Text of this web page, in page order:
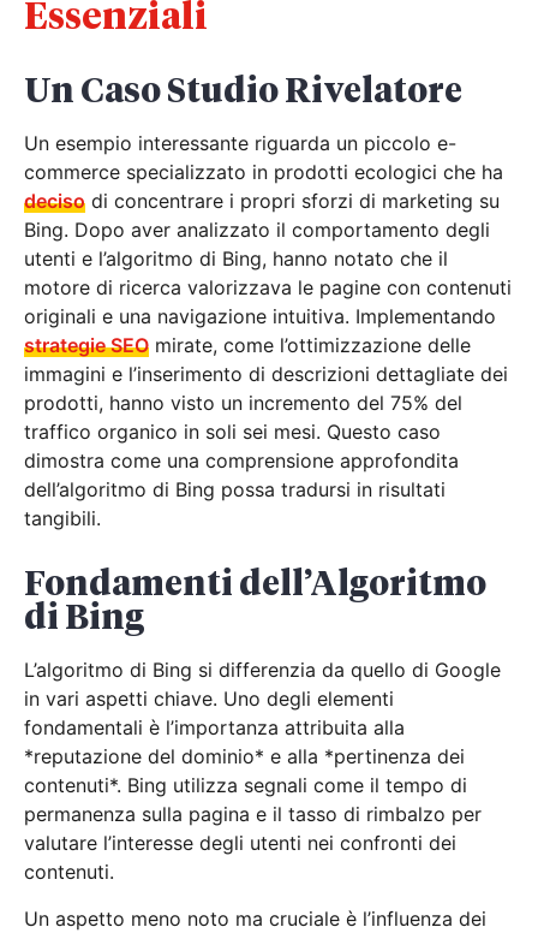
Essenziali
Un Caso Studio Rivelatore
Un esempio interessante riguarda un piccolo e-
commerce specializzato in prodotti ecologici che ha
deciso di concentrare i propri sforzi di marketing su
Bing. Dopo aver analizzato il comportamento degli
utenti e l’algoritmo di Bing, hanno notato che il
motore di ricerca valorizzava le pagine con contenuti
originali e una navigazione intuitiva. Implementando
strategie SEO mirate, come l’ottimizzazione delle
immagini e l’inserimento di descrizioni dettagliate dei
prodotti, hanno visto un incremento del 75% del
traffico organico in soli sei mesi. Questo caso
dimostra come una comprensione approfondita
dell’algoritmo di Bing possa tradursi in risultati
tangibili.
Fondamenti dell’Algoritmo
di Bing
L’algoritmo di Bing si differenzia da quello di Google
in vari aspetti chiave. Uno degli elementi
fondamentali è l’importanza attribuita alla
*reputazione del dominio* e alla *pertinenza dei
contenuti*. Bing utilizza segnali come il tempo di
permanenza sulla pagina e il tasso di rimbalzo per
valutare l’interesse degli utenti nei confronti dei
contenuti.
Un aspetto meno noto ma cruciale è l’influenza dei